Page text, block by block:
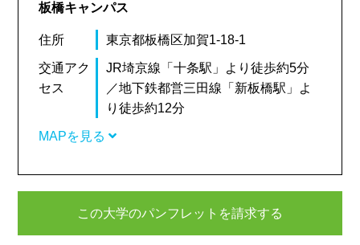
板橋キャンパス
住所 東京都板橋区加賀1-18-1
交通アク
セス
JR埼京線「十条駅」より徒歩約5分
／地下鉄都営三田線「新板橋駅」よ
り徒歩約12分
MAPを見る
この大学のパンフレットを請求する